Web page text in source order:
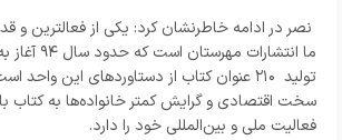
نصر در ادامه خاطرنشان کرد: یکی از فعالترین و
ما انتشارات مهرستان است که حدود سال ۹۴ آغاز
تولید ۲۱۰عنوان کتاب از دستاوردهای این واحد
سخت اقتصادی و گرایش کمتر خانواده‌ها به کتاب
فعالیت ملی و بین‌المللی خود را دارد.